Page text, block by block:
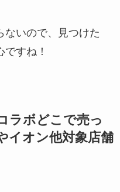
ないので、見つけた
すね！
ラボどこで売っ
イオン他対象店舗